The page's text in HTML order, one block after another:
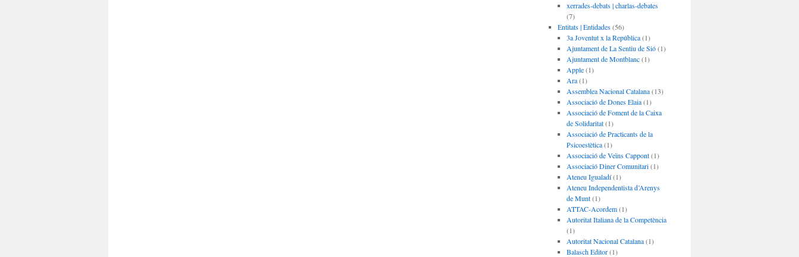
xerrades-debats | charlas-debates
(7)
Entitats | Entidades(56)
3a Joventut x la República(1)
Ajuntament de La Sentiu de Sió(1)
Ajuntament de Montblanc(1)
Apple(1)
Ara(1)
Assemblea Nacional Catalana(13)
Associació de Dones Elaia(1)
Associació de Foment de la Caixa
de Solidaritat(1)
Associació de Practicants de la
Psicoestètica(1)
Associació de Veïns Cappont(1)
Associació Diner Comunitari(1)
Ateneu Igualadí(1)
Ateneu Independentista d’Arenys
de Munt(1)
ATTAC-Acordem(1)
Autoritat Italiana de la Competència
(1)
Autoritat Nacional Catalana(1)
Balasch Editor(1)